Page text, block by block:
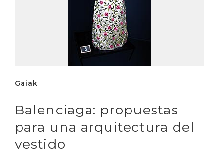
Gaiak
Balenciaga: propuestas
para una arquitectura del
vestido